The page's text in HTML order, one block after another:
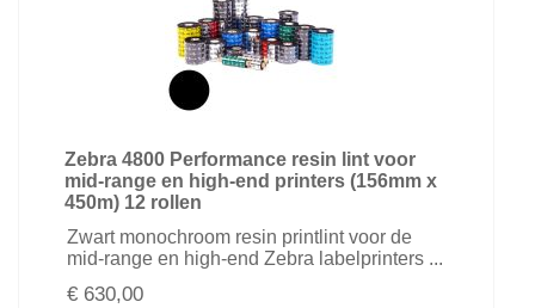
Zebra 4800 Performance resin lint voor
mid-range en high-end printers (156mm x
450m) 12 rollen
Zwart monochroom resin printlint voor de
mid-range en high-end Zebra labelprinters ...
€ 630,00